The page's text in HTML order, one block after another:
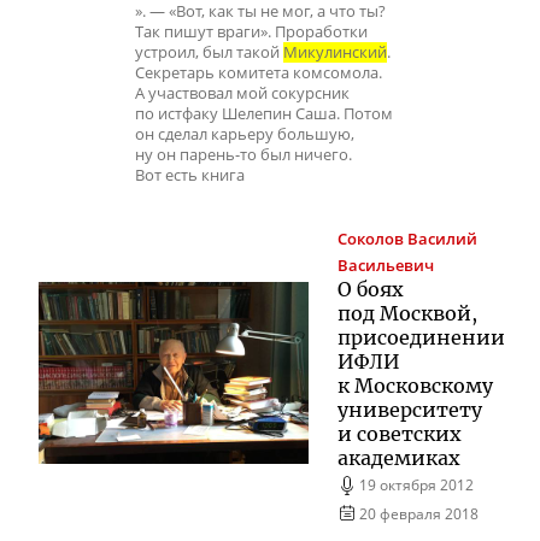
». — «Вот, как ты не мог, а что ты?
Так пишут враги». Проработки
устроил, был такой Микулинский.
Секретарь комитета комсомола.
А участвовал мой сокурсник
по истфаку Шелепин Саша. Потом
он сделал карьеру большую,
ну он парень-то был ничего.
Вот есть книга
Соколов Василий
Васильевич
О боях
под Москвой,
присоединении
ИФЛИ
к Московскому
университету
и советских
академиках
19 октября 2012
20 февраля 2018